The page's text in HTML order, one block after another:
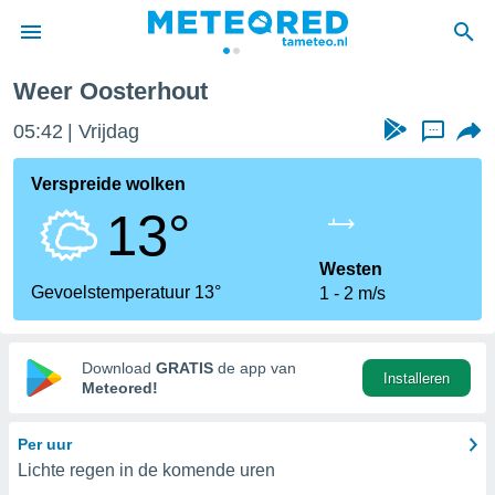
door
verstrekte
hoge
hebt de
voor
op basis
Weer Oosterhout
05:42 Vrijdag ...
Verspreide wolken
13°
Gevoelstemperatuur 13°
Westen
1
2 m/s
Download GRATIS de app van
Meteored!
Installeren
Per uur
Lichte regen in de komende uren